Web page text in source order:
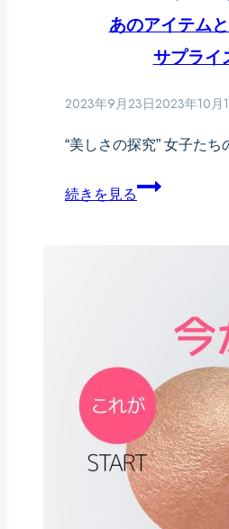
秘
密。
ル
の
衣
え
あのアイテム
サプライ
2023年9月23日2023年10月
“美しさの探究” 女子た
続きを見る夏
即
リ
カ
バ
リ